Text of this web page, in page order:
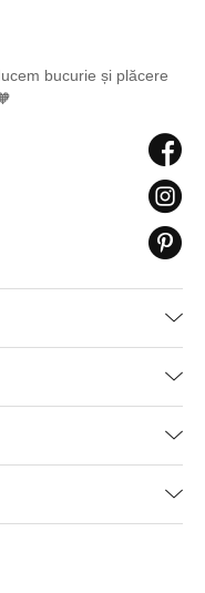
bucurie și plăcere